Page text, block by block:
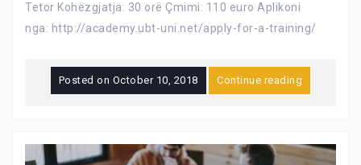
Tetor Kohëzgjatja: 30 orë Çmimi: 110 euro Aplikoni
nga: http://academy.ubt-uni.net/apply-for-a-training/
Posted on October 10, 2018 Continue reading